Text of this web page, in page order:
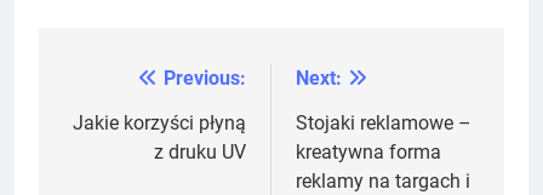
Nawigacja
wpisu
Previous:
Jakie korzyści płyną
z druku UV
Next:
Stojaki reklamowe –
kreatywna forma
reklamy na targach i